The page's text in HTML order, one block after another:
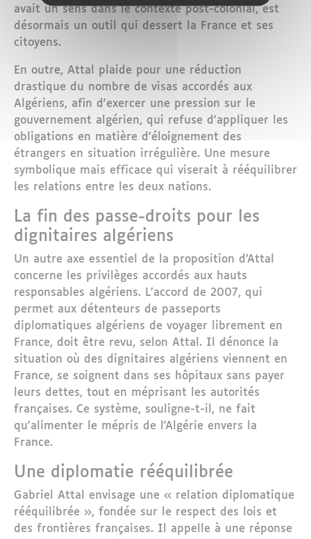
avait un sens dans le contexte post-colonial, est
désormais un outil qui dessert la France et ses
citoyens.
En outre, Attal plaide pour une réduction
drastique du nombre de visas accordés aux
Algériens, afin d'exercer une pression sur le
gouvernement algérien, qui refuse d’appliquer les
obligations en matière d’éloignement des
étrangers en situation irrégulière. Une mesure
symbolique mais efficace qui viserait à rééquilibrer
les relations entre les deux nations.
La fin des passe-droits pour les
dignitaires algériens
Un autre axe essentiel de la proposition d’Attal
concerne les privilèges accordés aux hauts
responsables algériens. L’accord de 2007, qui
permet aux détenteurs de passeports
diplomatiques algériens de voyager librement en
France, doit être revu, selon Attal. Il dénonce la
situation où des dignitaires algériens viennent en
France, se soignent dans ses hôpitaux sans payer
leurs dettes, tout en méprisant les autorités
françaises. Ce système, souligne-t-il, ne fait
qu'alimenter le mépris de l'Algérie envers la
France.
Une diplomatie rééquilibrée
Gabriel Attal envisage une « relation diplomatique
rééquilibrée », fondée sur le respect des lois et
des frontières françaises. Il appelle à une réponse